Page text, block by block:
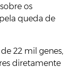
os
queda de
22 mil genes,
diretamente